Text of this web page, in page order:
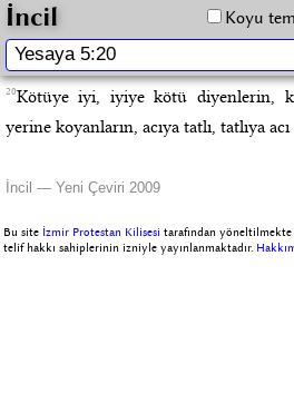
İncil Koyu
20Kötüye iyi, iyiye kötü diyenlerin,
yerine koyanların, acıya tatlı, tatlıya
İncil — Yeni Çeviri 2009
Bu site İzmir Protestan Kilisesi tarafından
telif hakkı sahiplerinin izniyle yayınlanmaktadır.